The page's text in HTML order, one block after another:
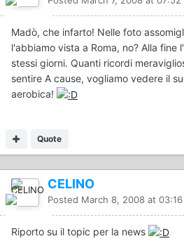
Madò, che infarto! Nelle foto
l'abbiamo vista a Roma, no? Alla fine
stessi giorni. Quanti ricordi
sentire A cause, vogliamo vedere il
aerobica!
Quote
CELINO
Posted March 8, 2008 at 03:16
Riporto su il topic per la news